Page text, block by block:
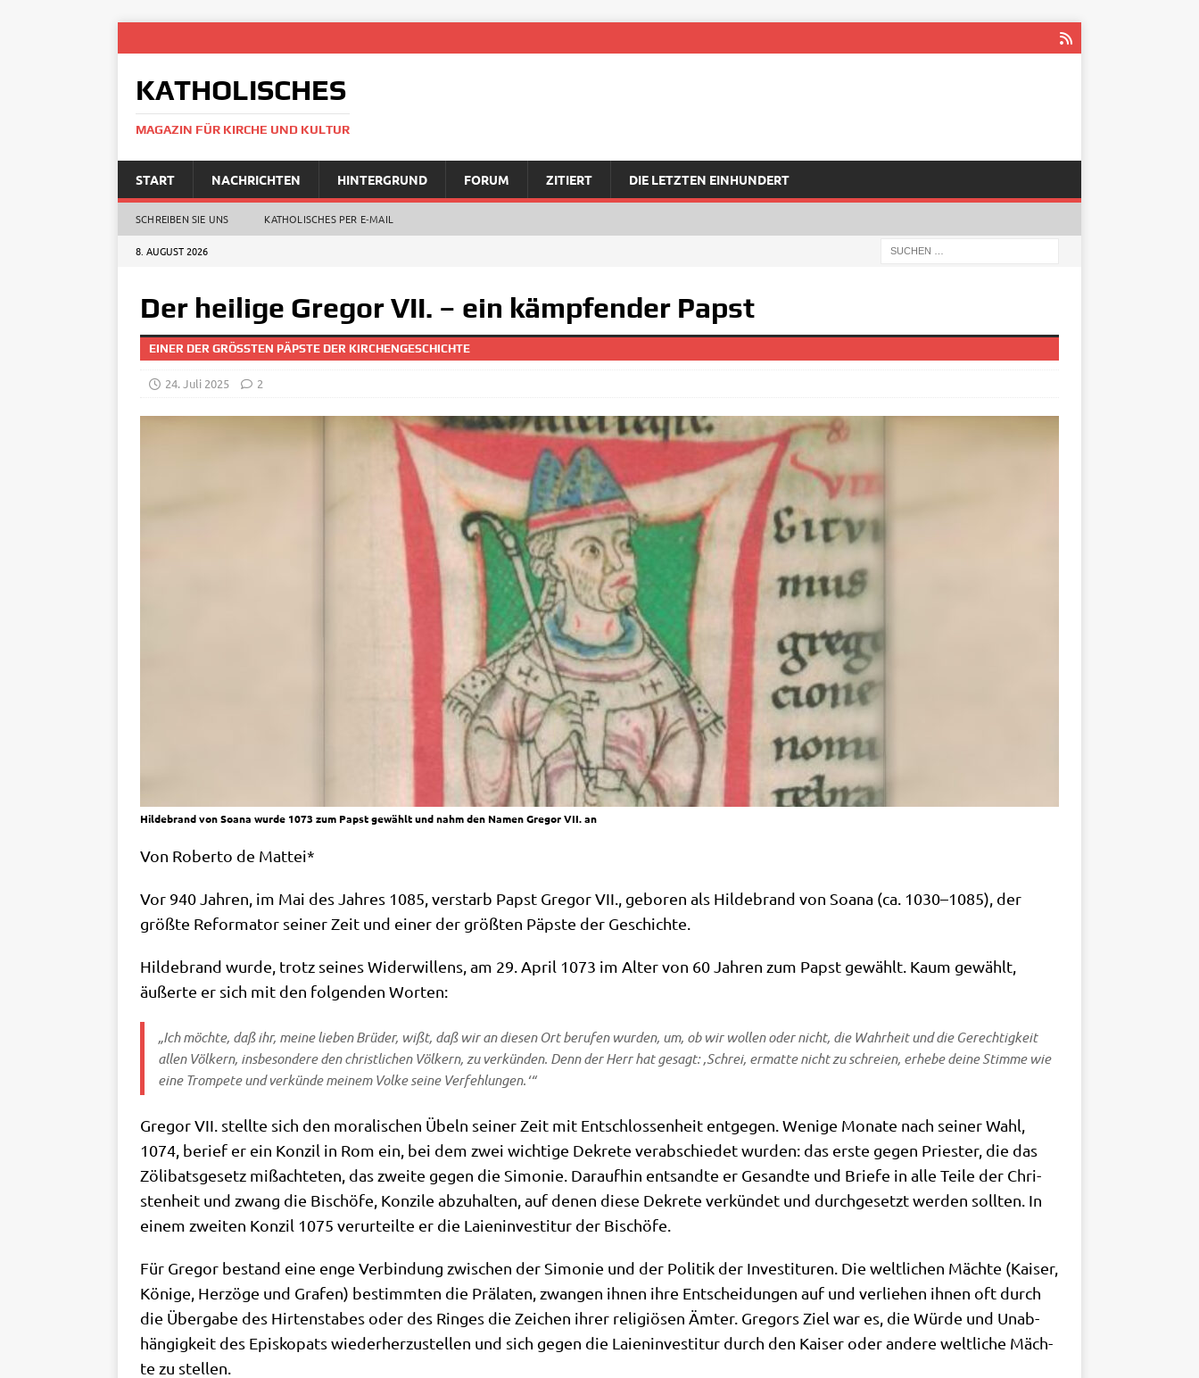
KATHOLISCHES
MAGAZIN FÜR KIRCHE UND KULTUR
START NACHRICHTEN HINTERGRUND FORUM ZITIERT DIE LETZTEN EINHUNDERT
SCHREIBEN SIE UNS KATHOLISCHES PER E‑MAIL
8. AUGUST 2026
Der heilige Gregor VII. – ein kämpfender Papst
EINER DER GRÖSSTEN PÄPSTE DER KIRCHENGESCHICHTE
24. Juli 2025 2
Hildebrand von Soana wurde 1073 zum Papst gewählt und nahm den Namen Gregor VII. an
Von Rober­to de Mattei*
Vor 940 Jah­ren, im Mai des Jah­res 1085, ver­starb Papst Gre­gor VII., gebo­ren als Hil­de­brand von Soa­na (ca. 1030–1085), der
größ­te Refor­ma­tor sei­ner Zeit und einer der größ­ten Päp­ste der Geschichte.
Hil­de­brand wur­de, trotz sei­nes Wider­wil­lens, am 29. April 1073 im Alter von 60 Jah­ren zum Papst gewählt. Kaum gewählt,
äußer­te er sich mit den fol­gen­den Worten:
„Ich möch­te, daß ihr, mei­ne lie­ben Brü­der, wißt, daß wir an die­sen Ort beru­fen wur­den, um, ob wir wol­len oder nicht, die Wahr­heit und die Gerech­tig­keit
allen Völ­kern, ins­be­son­de­re den christ­li­chen Völ­kern, zu ver­kün­den. Denn der Herr hat gesagt: ‚Schrei, ermat­te nicht zu schrei­en, erhe­be dei­ne Stim­me wie
eine Trom­pe­te und ver­kün­de mei­nem Vol­ke sei­ne Verfehlungen.‘“
Gre­gor VII. stell­te sich den mora­li­schen Übeln sei­ner Zeit mit Ent­schlos­sen­heit ent­ge­gen. Weni­ge Mona­te nach sei­ner Wahl,
1074, berief er ein Kon­zil in Rom ein, bei dem zwei wich­ti­ge Dekre­te ver­ab­schie­det wur­den: das erste gegen Prie­ster, die das
Zöli­bats­ge­setz miß­ach­te­ten, das zwei­te gegen die Simo­nie. Dar­auf­hin ent­sand­te er Gesand­te und Brie­fe in alle Tei­le der Chri­
sten­heit und zwang die Bischö­fe, Kon­zi­le abzu­hal­ten, auf denen die­se Dekre­te ver­kün­det und durch­ge­setzt wer­den soll­ten. In
einem zwei­ten Kon­zil 1075 ver­ur­teil­te er die Lai­en­in­ve­sti­tur der Bischöfe.
Für Gre­gor bestand eine enge Ver­bin­dung zwi­schen der Simo­nie und der Poli­tik der Inve­sti­tu­ren. Die welt­li­chen Mäch­te (Kai­ser,
Köni­ge, Her­zö­ge und Gra­fen) bestimm­ten die Prä­la­ten, zwan­gen ihnen ihre Ent­schei­dun­gen auf und ver­lie­hen ihnen oft durch
die Über­ga­be des Hir­ten­sta­bes oder des Rin­ges die Zei­chen ihrer reli­giö­sen Ämter. Gre­gors Ziel war es, die Wür­de und Unab­
hän­gig­keit des Epi­sko­pats wie­der­her­zu­stel­len und sich gegen die Lai­en­in­ve­sti­tur durch den Kai­ser oder ande­re welt­li­che Mäch­
te zu stellen.